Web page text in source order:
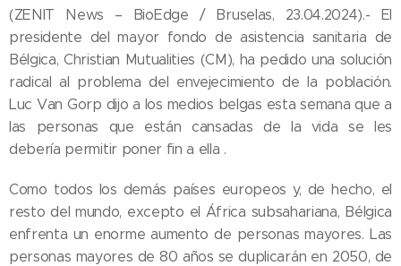
(ZENIT News – BioEdge / Bruselas, 23.04.2024).- El
presidente del mayor fondo de asistencia sanitaria de
Bélgica, Christian Mutualities (CM), ha pedido una solución
radical al problema del envejecimiento de la población.
Luc Van Gorp dijo a los medios belgas esta semana que a
las personas que están cansadas de la vida se les
debería permitir poner fin a ella .
Como todos los demás países europeos y, de hecho, el
resto del mundo, excepto el África subsahariana, Bélgica
enfrenta un enorme aumento de personas mayores. Las
personas mayores de 80 años se duplicarán en 2050, de